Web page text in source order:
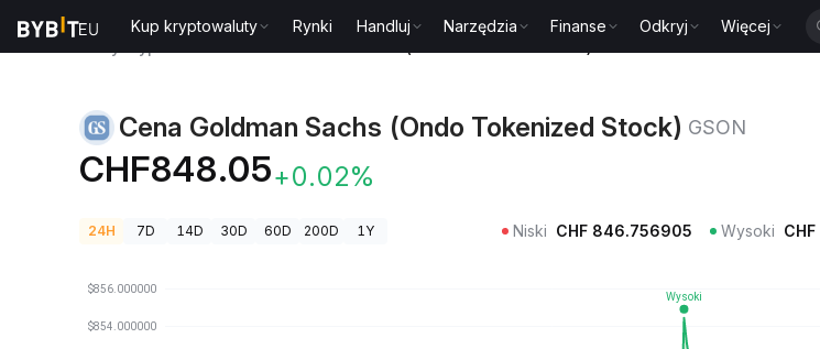
Kup kryptowaluty Rynki Handluj Narzędzia Finanse Odkryj Więcej
Cena Goldman Sachs (Ondo Tokenized Stock) GSON
CHF848.05+0.02%
24H 7D 14D 30D 60D 200D 1Y Niski CHF 846.756905 Wysoki CHF